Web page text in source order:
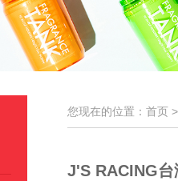
您现在的位置：首页
​J'S RACING